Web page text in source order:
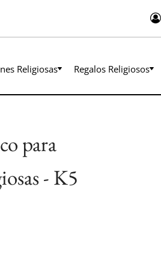
Religiosas Regalos Religiosos
para
- K5